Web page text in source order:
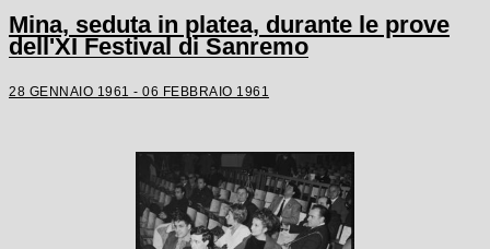
Mina, seduta in platea, durante le prove
dell'XI Festival di Sanremo
28 GENNAIO 1961 - 06 FEBBRAIO 1961